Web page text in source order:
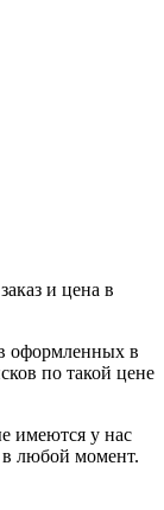
и цена в
оформленных в
по такой цене
имеются у нас
любой момент.